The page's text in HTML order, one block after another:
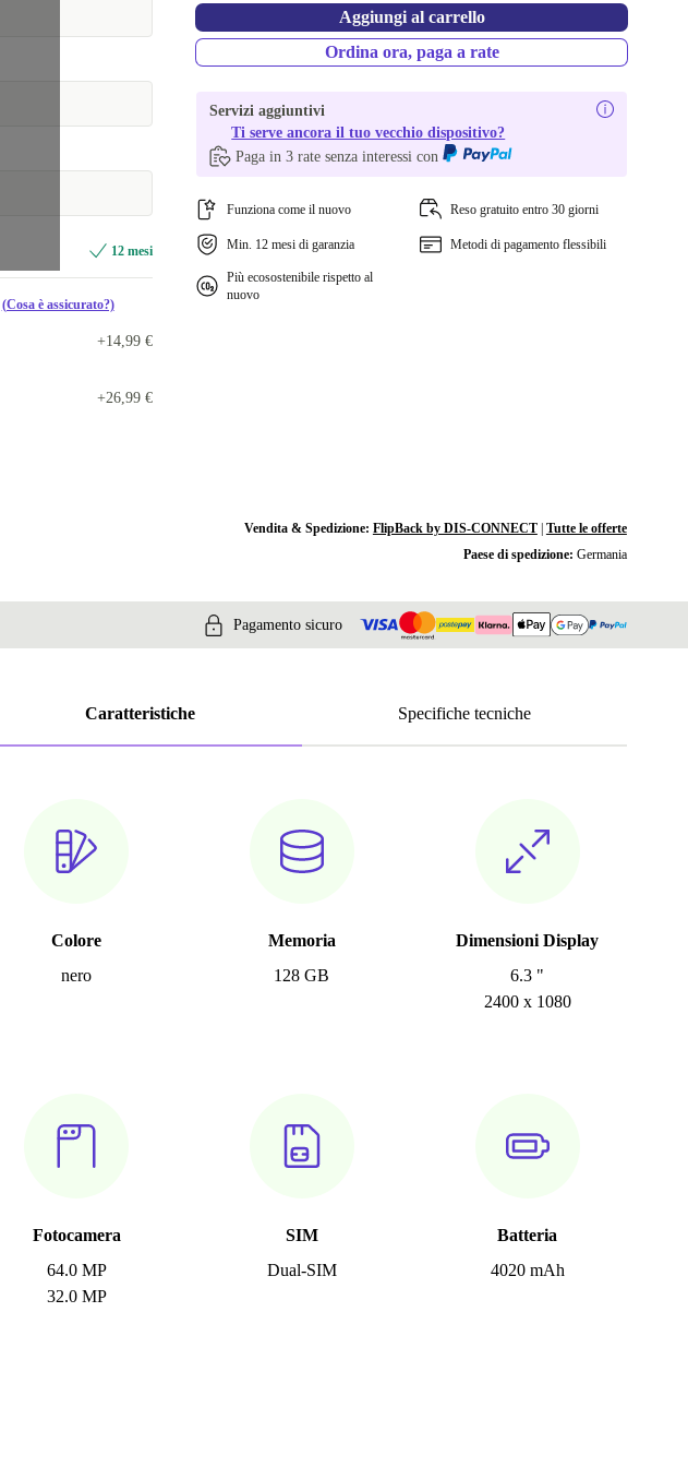
12 mesi
(Cosa è assicurato?)
+14,99 €
+26,99 €
Aggiungi al carrello
Ordina ora, paga a rate
Servizi aggiuntivi
Ti serve ancora il tuo vecchio dispositivo?
Paga in 3 rate senza interessi con
Funziona come il nuovo Reso gratuito entro 30 giorni
Min. 12 mesi di garanzia Metodi di pagamento flessibili
Più ecosostenibile rispetto al
nuovo
Vendita & Spedizione: FlipBack by DIS-CONNECT| Tutte le offerte
Paese di spedizione: Germania
Pagamento sicuro
Caratteristiche Specifiche tecniche
Colore
nero
Memoria
128 GB
Dimensioni Display
6.3 "
2400 x 1080
Fotocamera
64.0 MP
32.0 MP
SIM
Dual-SIM
Batteria
4020 mAh